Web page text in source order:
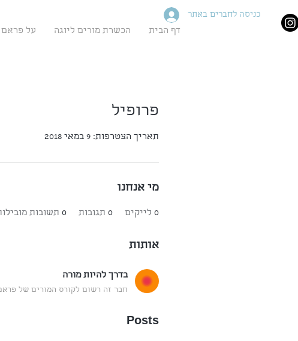
כניסה לחברים באתר
דף הבית
הכשרת מורים ליוגה על פראם
פרופיל
תאריך הצטרפות: 9 במאי 2018
מי אנחנו
0 לייקים 0 תגובות 0 תשובות
אותות
בדרך להיות מורה
חבר זה רשום לקורס המורים של
Posts